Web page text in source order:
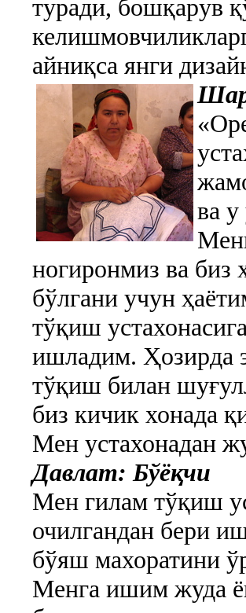
туради, бошқарув
айниқса янги
ва
ногиронмиз ва биз
бўлгани учун
тўқиш
ишладим. Ҳозирда
тўқиш билан
биз кичик хонада
Мен устахонадан
Давлат: Бўёқчи
Мен гилам тўқиш
очилгандан бери
бўяш махоратини
Менга ишим жуда